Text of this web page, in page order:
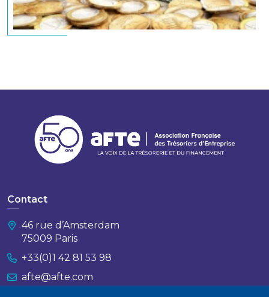
Contact
46 rue d’Amsterdam
75009 Paris
+33(0)1 42 81 53 98
afte@afte.com